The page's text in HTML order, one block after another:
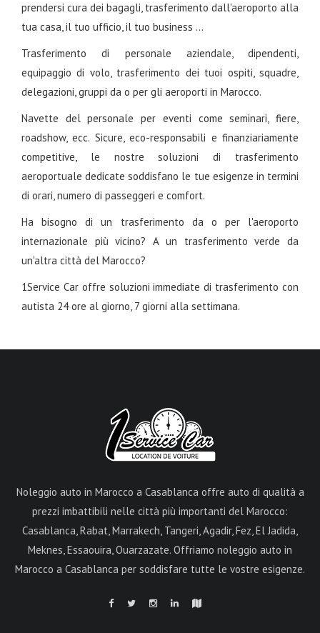
prendersi cura dei bagagli, trasferimento dall'aeroporto alla
tua casa, il tuo ufficio, il tuo business ...
Trasferimento di personale aziendale, dipendenti,
equipaggio di volo, trasferimento dei tuoi ospiti, squadre,
delegazioni, gruppi da o per gli aeroporti in Marocco.
Navette del personale per eventi come seminari, fiere,
roadshow, ecc. Sicure, eco-responsabili e finanziariamente
competitive, le nostre soluzioni di trasferimento
aeroportuale dedicate soddisfano le tue esigenze in termini
di orari, numero di passeggeri e comfort.
Ha bisogno di un trasferimento da o per l'aeroporto
internazionale più vicino? A un trasferimento verde da
un'altra città del Marocco?
1Service Car offre soluzioni immediate di trasferimento con
autista 24 ore al giorno, 7 giorni alla settimana.
Noleggio auto in Marocco a Casablanca offre auto di qualità a
prezzi imbattibili nelle città più importanti del Marocco:
Casablanca, Rabat, Marrakech, Tangeri, Agadir, Fez, El Jadida,
Meknes, Essaouira, Ouarzazate. Offriamo noleggio auto in
Marocco a Casablanca per soddisfare tutte le vostre esigenze.